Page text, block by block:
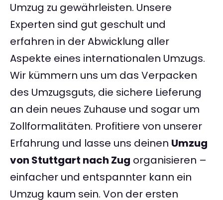
Umzug zu gewährleisten. Unsere
Experten sind gut geschult und
erfahren in der Abwicklung aller
Aspekte eines internationalen Umzugs.
Wir kümmern uns um das Verpacken
des Umzugsguts, die sichere Lieferung
an dein neues Zuhause und sogar um
Zollformalitäten. Profitiere von unserer
Erfahrung und lasse uns deinen Umzug
von Stuttgart nach Zug organisieren –
einfacher und entspannter kann ein
Umzug kaum sein. Von der ersten